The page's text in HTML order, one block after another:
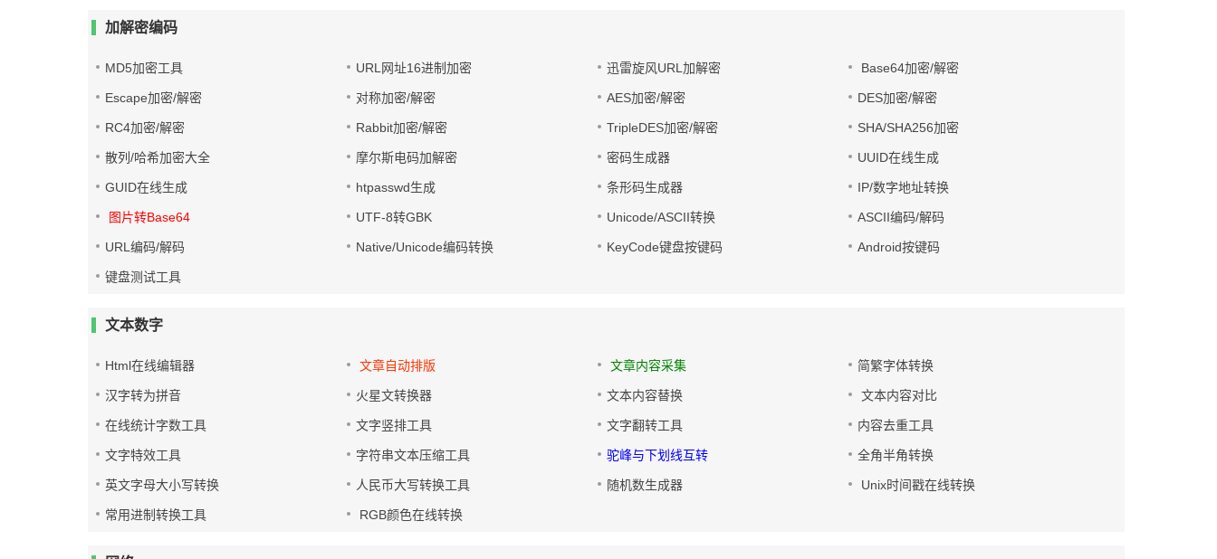
加解密编码
MD5加密工具 URL网址16进制加密 迅雷旋风URL加解密 Base64加密/解密
Escape加密/解密 对称加密/解密 AES加密/解密 DES加密/解密
RC4加密/解密 Rabbit加密/解密 TripleDES加密/解密 SHA/SHA256加密
散列/哈希加密大全 摩尔斯电码加解密 密码生成器 UUID在线生成
GUID在线生成 htpasswd生成 条形码生成器 IP/数字地址转换
图片转Base64 UTF-8转GBK Unicode/ASCII转换 ASCII编码/解码
URL编码/解码 Native/Unicode编码转换 KeyCode键盘按键码 Android按键码
键盘测试工具
文本数字
Html在线编辑器 文章自动排版 文章内容采集 简繁字体转换
汉字转为拼音 火星文转换器 文本内容替换 文本内容对比
在线统计字数工具 文字竖排工具 文字翻转工具 内容去重工具
文字特效工具 字符串文本压缩工具 驼峰与下划线互转 全角半角转换
英文字母大小写转换 人民币大写转换工具 随机数生成器 Unix时间戳在线转换
常用进制转换工具 RGB颜色在线转换